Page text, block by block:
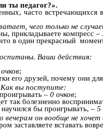
ты педагог?».
часто
чего только не
прикладываете компресс –
что в один прекрасный
Ваши действия:
;
его друзей, почему они
Как вы поступите:
– 0 очков;
так болезненно
бы проигрывать, – 5
вечерам он вообще не
заставляете вставать